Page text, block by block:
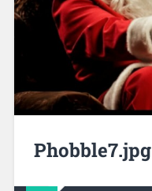
Phobble7.jpg